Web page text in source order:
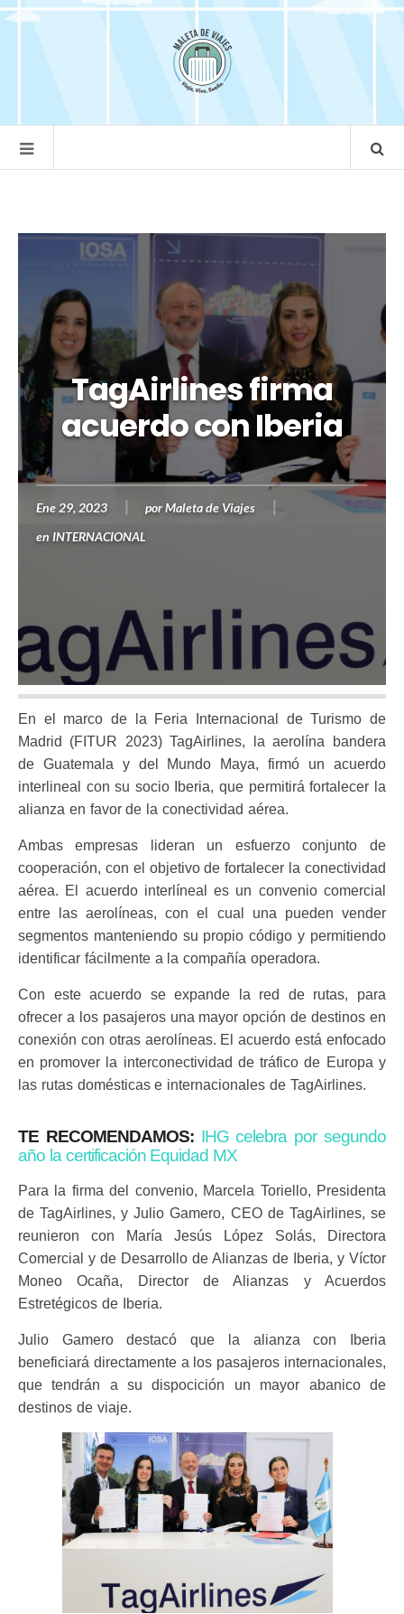
TagAirlines firma
acuerdo con Iberia
Ene 29, 2023 porMaleta de Viajes
en INTERNACIONAL
En el marco de la Feria Internacional de Turismo de
Madrid (FITUR 2023) TagAirlines, la aerolína bandera
de Guatemala y del Mundo Maya, firmó un acuerdo
interlineal con su socio Iberia, que permitirá fortalecer la
alianza en favor de la conectividad aérea.
Ambas empresas lideran un esfuerzo conjunto de
cooperación, con el objetivo de fortalecer la conectividad
aérea. El acuerdo interlíneal es un convenio comercial
entre las aerolíneas, con el cual una pueden vender
segmentos manteniendo su propio código y permitiendo
identificar fácilmente a la compañía operadora.
Con este acuerdo se expande la red de rutas, para
ofrecer a los pasajeros una mayor opción de destinos en
conexión con otras aerolíneas. El acuerdo está enfocado
en promover la interconectividad de tráfico de Europa y
las rutas domésticas e internacionales de TagAirlines.
TE RECOMENDAMOS: IHG celebra por segundo
año la certificación Equidad MX
Para la firma del convenio, Marcela Toriello, Presidenta
de TagAirlines, y Julio Gamero, CEO de TagAirlines, se
reunieron con María Jesús López Solás, Directora
Comercial y de Desarrollo de Alianzas de Iberia, y Víctor
Moneo Ocaña, Director de Alianzas y Acuerdos
Estretégicos de Iberia.
Julio Gamero destacó que la alianza con Iberia
beneficiará directamente a los pasajeros internacionales,
que tendrán a su dispocición un mayor abanico de
destinos de viaje.